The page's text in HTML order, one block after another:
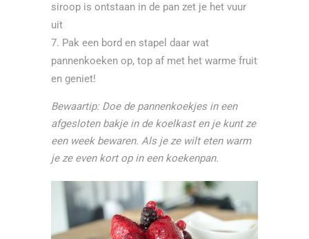
siroop is ontstaan in de pan zet je het vuur
uit
Pak een bord en stapel daar wat
pannenkoeken op, top af met het warme fruit
en geniet!
Bewaartip: Doe de pannenkoekjes in een
afgesloten bakje in de koelkast en je kunt ze
een week bewaren. Als je ze wilt eten warm
je ze even kort op in een koekenpan.